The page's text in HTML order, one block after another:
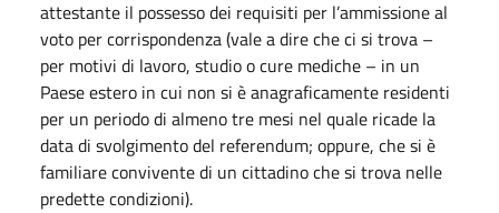
attestante il possesso dei requisiti per l’ammissione al
voto per corrispondenza (vale a dire che ci si trova –
per motivi di lavoro, studio o cure mediche – in un
Paese estero in cui non si è anagraficamente residenti
per un periodo di almeno tre mesi nel quale ricade la
data di svolgimento del referendum; oppure, che si è
familiare convivente di un cittadino che si trova nelle
predette condizioni).